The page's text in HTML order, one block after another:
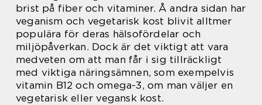
brist på fiber och vitaminer. Å andra sidan har
veganism och vegetarisk kost blivit alltmer
populära för deras hälsofördelar och
miljöpåverkan. Dock är det viktigt att vara
medveten om att man får i sig tillräckligt
med viktiga näringsämnen, som exempelvis
vitamin B12 och omega-3, om man väljer en
vegetarisk eller vegansk kost.